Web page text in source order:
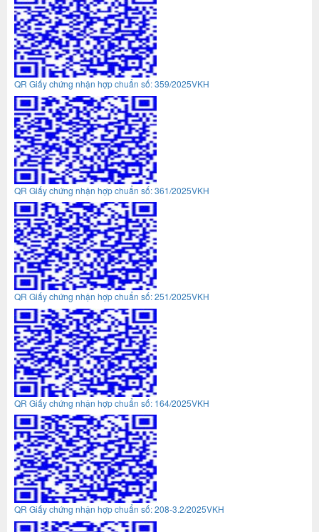
QR Giấy chứng nhận hợp chuẩn số: 359/2025VKH
QR Giấy chứng nhận hợp chuẩn số: 361/2025VKH
QR Giấy chứng nhận hợp chuẩn số: 251/2025VKH
QR Giấy chứng nhận hợp chuẩn số: 164/2025VKH
QR Giấy chứng nhận hợp chuẩn số: 208-3.2/2025VKH